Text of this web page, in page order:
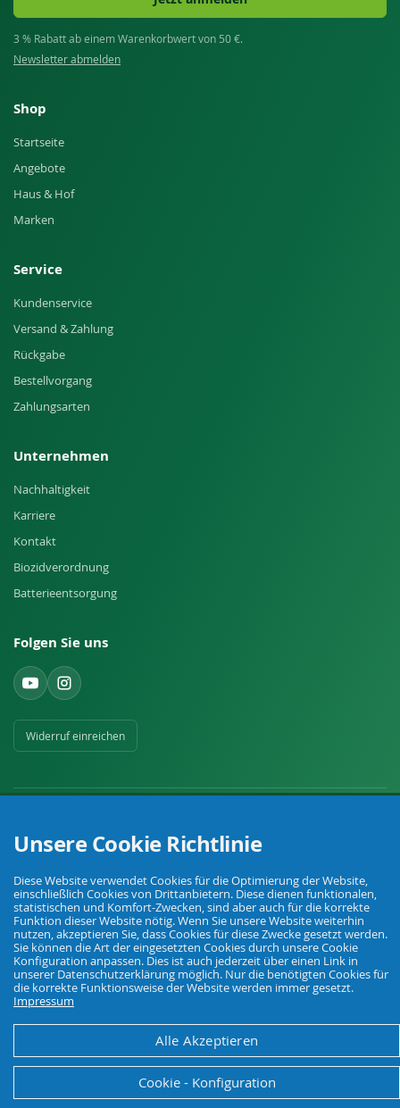
3 % Rabatt ab einem Warenkorbwert von 50 €.
Newsletter abmelden
Shop
Startseite
Angebote
Haus & Hof
Marken
Service
Kundenservice
Versand & Zahlung
Rückgabe
Bestellvorgang
Zahlungsarten
Unternehmen
Nachhaltigkeit
Karriere
Kontakt
Biozidverordnung
Batterieentsorgung
Folgen Sie uns
Widerruf einreichen
© Agrarking. Alle Rechte vorbehalten.
AGBDatenschutzWiderrufsbelehrungImpressum
Unsere Cookie Richtlinie
Diese Website verwendet Cookies für die Optimierung der Website,
einschließlich Cookies von Drittanbietern. Diese dienen funktionalen,
statistischen und Komfort-Zwecken, sind aber auch für die korrekte
Funktion dieser Website nötig. Wenn Sie unsere Website weiterhin
nutzen, akzeptieren Sie, dass Cookies für diese Zwecke gesetzt werden.
Sie können die Art der eingesetzten Cookies durch unsere Cookie
Konfiguration anpassen. Dies ist auch jederzeit über einen Link in
unserer Datenschutzerklärung möglich. Nur die benötigten Cookies für
die korrekte Funktionsweise der Website werden immer gesetzt.
Impressum
Alle Akzeptieren
Cookie - Konfiguration